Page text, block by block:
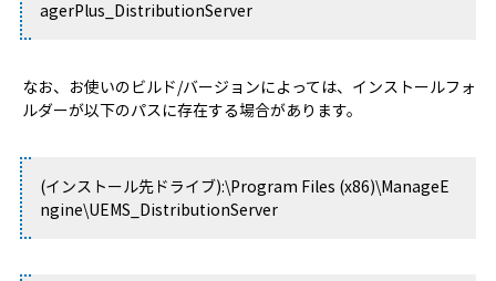
agerPlus_DistributionServer
なお、お使いのビルド/バージョンによっては、インストールフォ
ルダーが以下のパスに存在する場合があります。
(インストール先ドライブ):\Program Files (x86)\ManageE
ngine\UEMS_DistributionServer